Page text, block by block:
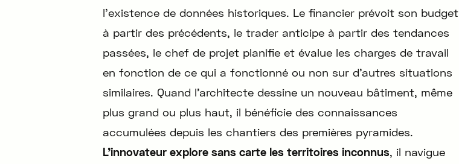
l’existence de données historiques. Le financier prévoit son budget
à partir des précédents, le trader anticipe à partir des tendances
passées, le chef de projet planifie et évalue les charges de travail
en fonction de ce qui a fonctionné ou non sur d’autres situations
similaires. Quand l’architecte dessine un nouveau bâtiment, même
plus grand ou plus haut, il bénéficie des connaissances
accumulées depuis les chantiers des premières pyramides.
L’innovateur explore sans carte les territoires inconnus, il navigue